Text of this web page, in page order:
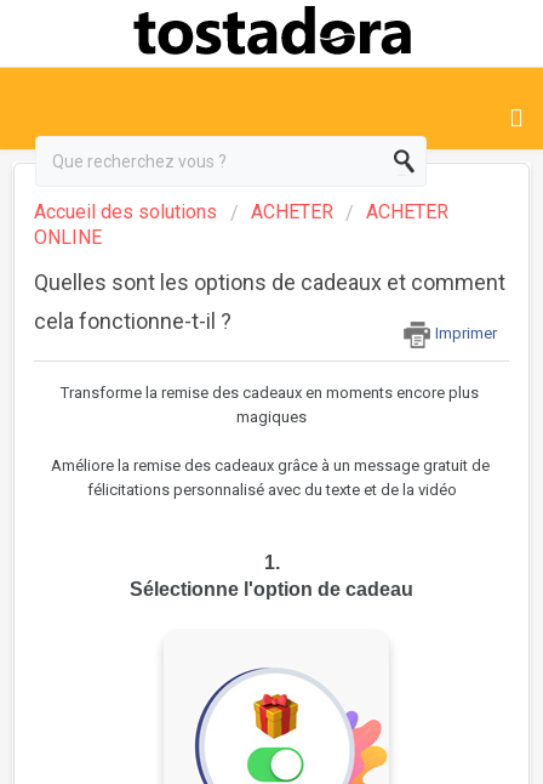
Accueil des solutions ACHETER
ACHETER
ONLINE
Quelles sont les options de cadeaux et comment
cela fonctionne-t-il ?
Imprimer
Transforme la remise des cadeaux en moments encore plus
magiques
Améliore la remise des cadeaux grâce à un message gratuit de
félicitations personnalisé avec du texte et de la vidéo
1.
Sélectionne l'option de cadeau